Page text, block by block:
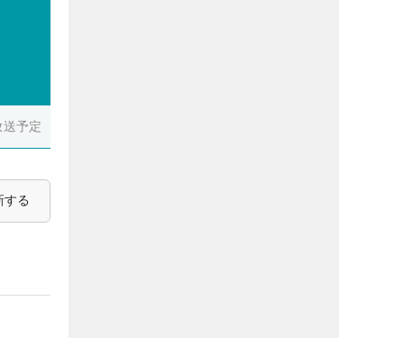
予定
する